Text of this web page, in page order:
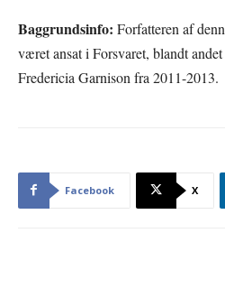
Baggrundsinfo: Forfatteren af
været ansat i Forsvaret, blandt
Fredericia Garnison fra 2011-2013.
Facebook X